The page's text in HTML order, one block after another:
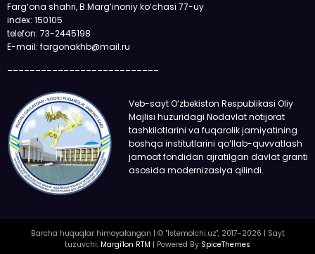
Farg‘ona shahri, B.Marg‘inoniy ko‘chasi 77-uy
index: 150105
telefon: 73-2445198
E-mail: fargonakhb@mail.ru
Veb-sayt O‘zbekiston Respublikasi Oliy
Majlisi huzuridagi Nodavlat notijorat
tashkilotlarini va fuqarolik jamiyatining
boshqa institutlarini qo‘llab-quvvatlash
jamoat fondidan ajratilgan davlat granti
asosida modernizasiya qilindi.
Barcha huquqlar himoyalangan | © "Istemolchi.uz", 2017-2026 | Sayt
tuzuvchi: Margi'lon RTM | Powered By SpiceThemes